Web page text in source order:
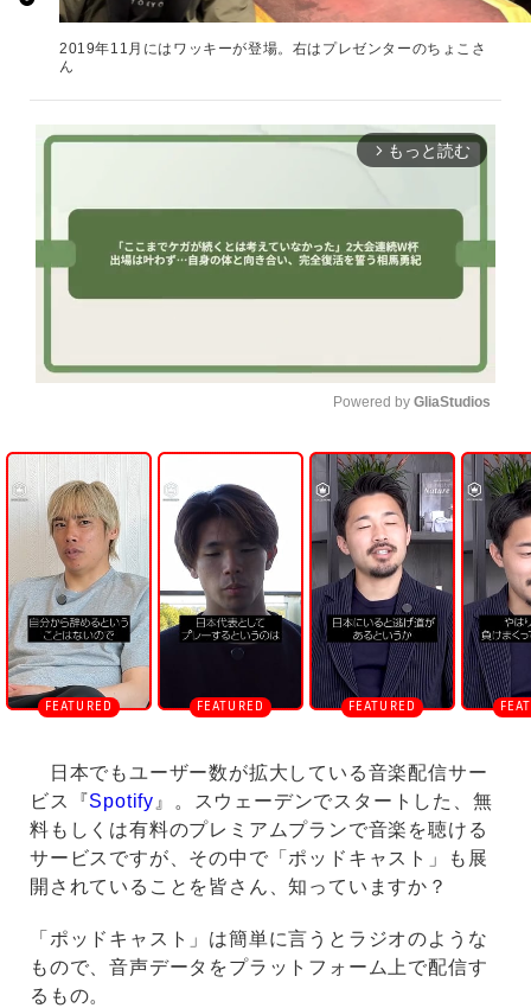
2019年11月にはワッキーが登場。右はプレゼンターのちょこさ
ん
arrow_forward_ios もっと読む
U
n
m
u
t
e
Powered by GliaStudios
日本でもユーザー数が拡大している音楽配信サー
ビス『Spotify 』。スウェーデンでスタートした、無
料もしくは有料のプレミアムプランで音楽を聴ける
サービスですが、その中で「ポッドキャスト」も展
開されていることを皆さん、知っていますか？
「ポッドキャスト」は簡単に言うとラジオのような
もので、音声データをプラットフォーム上で配信す
るもの。